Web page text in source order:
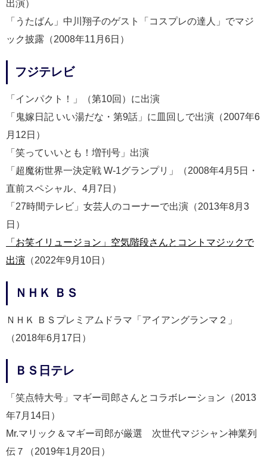
出演）
「うたばん」中川翔子のゲスト「コスプレの達人」でマジ
ック披露（2008年11月6日）
フジテレビ
「インパクト！」（第10回）に出演
「鬼嫁日記 いい湯だな・第9話」に皿回しで出演（2007年6
月12日）
「笑っていいとも！増刊号」出演
「超魔術世界一決定戦 W-1グランプリ」（2008年4月5日・
直前スペシャル、4月7日）
「27時間テレビ」女芸人のコーナーで出演（2013年8月3
日）
「お笑イリュージョン」空気階段さんとコントマジックで
出演 （2022年9月10日）
ＮＨＫ ＢＳ
ＮＨＫ ＢＳプレミアムドラマ「アイアングランマ２」
（2018年6月17日）
ＢＳ日テレ
「笑点特大号」マギー司郎さんとコラボレーション（2013
年7月14日）
Mr.マリック＆マギー司郎が厳選 次世代マジシャン神業列
伝７（2019年1月20日）